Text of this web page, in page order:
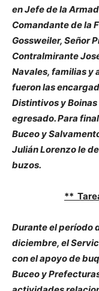
en Jefe de la
Comandante de la
Gossweiler, Señor
Contralmirante
Navales, familias y
fueron las
Distintivos y
egresado. Para
Buceo y
Julián Lorenzo le
buzos.
**
Durante el período
diciembre, el
con el apoyo de
Buceo y